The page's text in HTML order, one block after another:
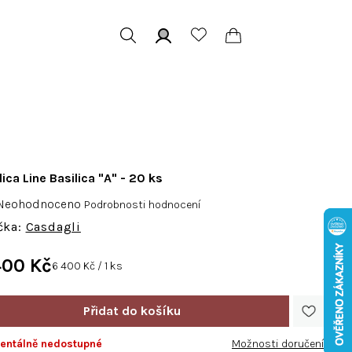
Casdagli
Line Basilica "A" - 20 ks
Podrobnosti hodnocení
KčMěrná
6 400 Kč / 1 ks
nedostupné Možnosti doručení